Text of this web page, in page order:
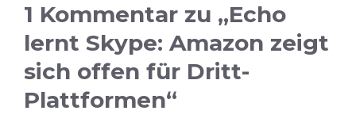
1 Kommentar zu „Echo
lernt Skype: Amazon zeigt
sich offen für Dritt-
Plattformen“